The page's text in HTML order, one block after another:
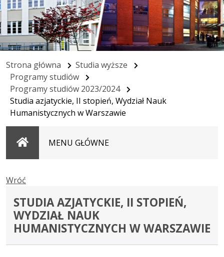
Strona główna
Studia wyższe
Programy studiów
Programy studiów 2023/2024
Studia azjatyckie, II stopień, Wydział Nauk
Humanistycznych w Warszawie
StronaMENU GŁÓWNE
Wróć
STUDIA AZJATYCKIE, II STOPIEŃ,
WYDZIAŁ NAUK
HUMANISTYCZNYCH W WARSZAWIE